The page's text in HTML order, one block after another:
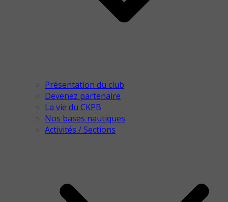
Présentation du club
Devenez partenaire
La vie du CKPB
Nos bases nautiques
Activités / Sections